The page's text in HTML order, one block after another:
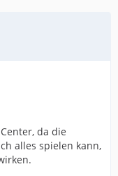
da die
alles spielen kann,